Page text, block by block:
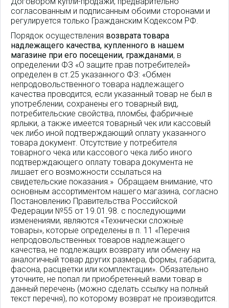
согласованным и подписанным обоими сторонами и
регулируется только Гражданским Кодексом РФ.
Порядок осуществления возврата товара
надлежащего качества, купленного в нашем
магазине при его посещении, гражданами, в
определении ФЗ «О защите прав потребителей»
определен в ст.25 указанного ФЗ: «Обмен
непродовольственного товара надлежащего
качества проводится, если указанный товар не был в
употреблении, сохранены его товарный вид,
потребительские свойства, пломбы, фабричные
ярлыки, а также имеется товарный чек или кассовый
чек либо иной подтверждающий оплату указанного
товара документ. Отсутствие у потребителя
товарного чека или кассового чека либо иного
подтверждающего оплату товара документа не
лишает его возможности ссылаться на
свидетельские показания.» Обращаем внимание, что
основным ассортиментом нашего магазина, согласно
Постановлению Правительства Российской
Федерации №55 от 19.01.98. с последующими
изменениями, являются «Технически сложные
товары», которые определены в п. 11 «Перечня
непродовольственных товаров надлежащего
качества, не подлежащих возврату или обмену на
аналогичный товар других размера, формы, габарита,
фасона, расцветки или комплектации». Обязательно
уточните, не попал ли приобретенный вами товар в
данный перечень (можно сделать ссылку на полный
текст перечня), по которому возврат не производится.